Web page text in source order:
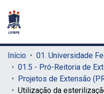
Início